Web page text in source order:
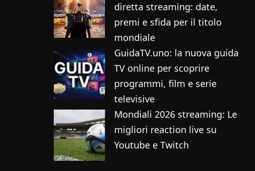
diretta streaming: date,
premi e sfida per il titolo
mondiale
GuidaTV.uno: la nuova guida
TV online per scoprire
programmi, film e serie
televisive
Mondiali 2026 streaming: Le
migliori reaction live su
Youtube e Twitch